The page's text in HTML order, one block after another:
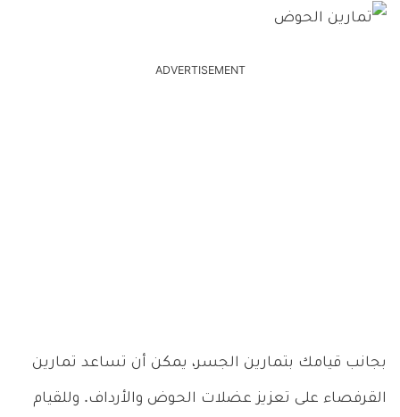
ADVERTISEMENT
بجانب قيامك بتمارين الجسر، يمكن أن تساعد تمارين
القرفصاء على تعزيز عضلات الحوض والأرداف. وللقيام